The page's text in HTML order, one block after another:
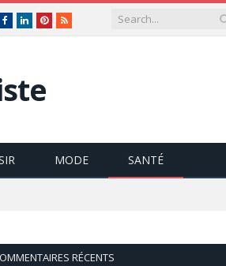
FacebookLinkedInPinterest
RSS
MODE SANTÉ
RÉCENTS